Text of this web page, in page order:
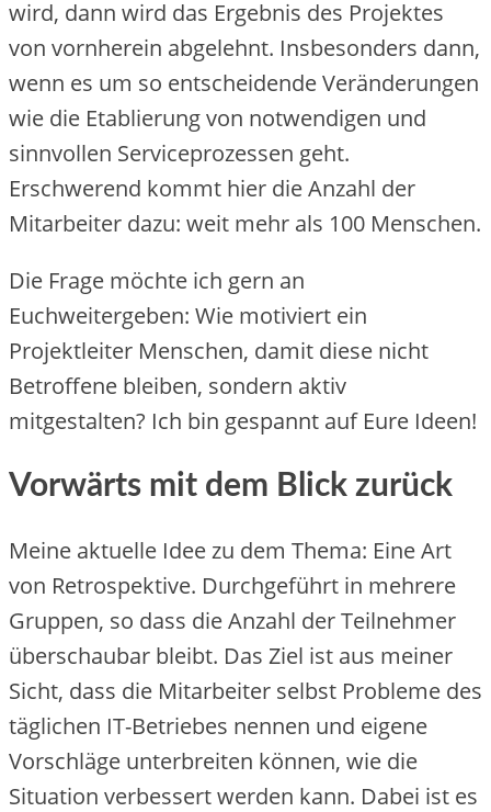
wird, dann wird das Ergebnis des Projektes
von vornherein abgelehnt. Insbesonders dann,
wenn es um so entscheidende Veränderungen
wie die Etablierung von notwendigen und
sinnvollen Serviceprozessen geht.
Erschwerend kommt hier die Anzahl der
Mitarbeiter dazu: weit mehr als 100 Menschen.
Die Frage möchte ich gern an
Euchweitergeben: Wie motiviert ein
Projektleiter Menschen, damit diese nicht
Betroffene bleiben, sondern aktiv
mitgestalten? Ich bin gespannt auf Eure Ideen!
Vorwärts mit dem Blick zurück
Meine aktuelle Idee zu dem Thema: Eine Art
von Retrospektive. Durchgeführt in mehrere
Gruppen, so dass die Anzahl der Teilnehmer
überschaubar bleibt. Das Ziel ist aus meiner
Sicht, dass die Mitarbeiter selbst Probleme des
täglichen IT-Betriebes nennen und eigene
Vorschläge unterbreiten können, wie die
Situation verbessert werden kann. Dabei ist es